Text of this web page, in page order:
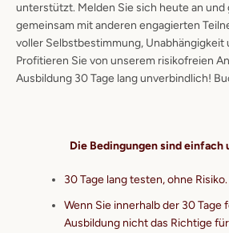
unterstützt. Melden Sie sich heute an und
gemeinsam mit anderen engagierten
voller Selbstbestimmung, Unabhängigkeit
Profitieren Sie von unserem risikofreien
Ausbildung 30 Tage lang unverbindlich!
Die Bedingungen sind einfach
30 Tage lang testen, ohne Risiko.
Wenn Sie innerhalb der 30 Tage
Ausbildung nicht das Richtige